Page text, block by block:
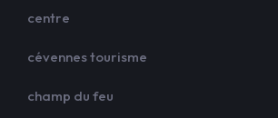
centre
cévennes tourisme
champ du feu